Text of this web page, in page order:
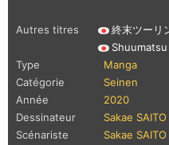
Autres titres
終末ツーリ
Type
Manga
Catégorie
Seinen
Année
2020
Dessinateur
Sakae SAITO
Scénariste
Sakae SAITO